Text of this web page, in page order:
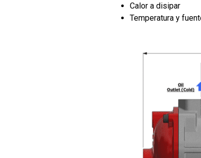
Calor a disipar
Temperatura y